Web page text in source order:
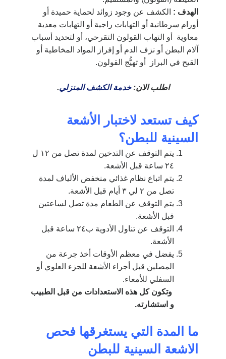
الهدف : الكشف عن وجود زوائد لحماية حميدة أو
أورام سرطانية أو التهابات راجية أو التهابات معدية
معاوية أو التهاب القولون التقرحي، أو لتحديد أسباب
آلام البطن أو نزف الدم أو إفراز المواد المخاطية أو
القيح في البراز أو تهيُّج القولون.
اطلب الان:خدمة الكشف المنزلي.
كيف تستعد لاختبار الأشعة
السينية للبطن؟
يتم التوقف عن التدخين لمدة تصل من ١٢ ل
٢٤ ساعة قبل الأشعة.
يتم اتباع نظام غذائي منخفض الألياف لمدة
تصل من ٢ لي ٣ أيام قبل الأشعة.
يتم التوقف عن الطعام مدة تصل لساعتين
قبل الأشعة.
التوقف عن تناول الأدوية ب٢٤ ساعة قبل
الأشعة.
يفضل في معظم الأوقات أخذ جرعة من
المصلين قبل أجراء الأشعة للجزء العلوي أو
السفلي للأمعاء.
وتكون كل هذه الاستعدادات من قبل الطبيب
و استشارته.
ما المدة التي يستغرقها فحص
الاشعة السينية للبطن